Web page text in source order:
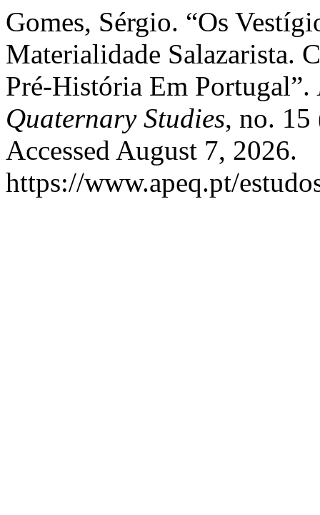
Gomes, Sérgio. “Os
Materialidade Salazarista.
Pré-História Em Portugal”.
Quaternary Studies, no. 15
Accessed August 7, 2026.
https://www.apeq.pt/